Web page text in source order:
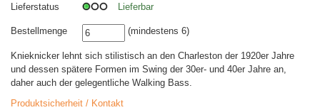
Lieferstatus
Lieferbar
Bestellmenge (mindestens 6)
Knieknicker lehnt sich stilistisch an den Charleston der 1920er Jahre
und dessen spätere Formen im Swing der 30er- und 40er Jahre an,
daher auch der gelegentliche Walking Bass.
Produktsicherheit / Kontakt